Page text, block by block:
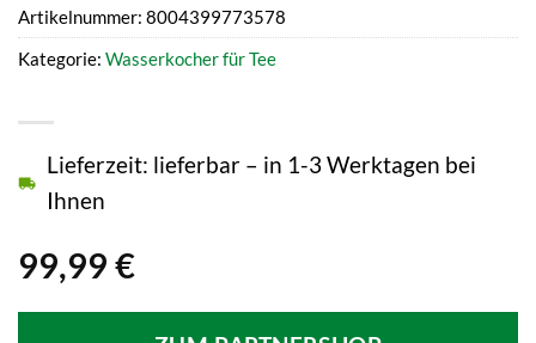
99,99 €
Lieferzeit: lieferbar – in 1-3 Werktagen bei
Ihnen
Artikelnummer: 8004399773578
Kategorie: Wasserkocher für Tee